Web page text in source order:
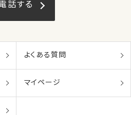
話する
よくある質問
マイページ